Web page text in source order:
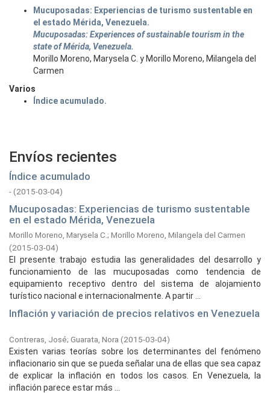
Mucuposadas: Experiencias de turismo sustentable en
el estado Mérida, Venezuela.
Mucuposadas: Experiences of sustainable tourism in the
state of Mérida, Venezuela.
Morillo Moreno, Marysela C. y Morillo Moreno, Milangela del
Carmen
Varios
Índice acumulado.
Envíos recientes
Índice acumulado
-(2015-03-04)
Mucuposadas: Experiencias de turismo sustentable
en el estado Mérida, Venezuela
Morillo Moreno, Marysela C. ; Morillo Moreno, Milangela del Carmen
(2015-03-04)
El presente trabajo estudia las generalidades del desarrollo y
funcionamiento de las mucuposadas como tendencia de
equipamiento receptivo dentro del sistema de alojamiento
turístico nacional e internacionalmente. A partir ...
Inflación y variación de precios relativos en Venezuela
Contreras, José; Guarata, Nora (2015-03-04)
Existen varias teorías sobre los determinantes del fenómeno
inflacionario sin que se pueda señalar una de ellas que sea capaz
de explicar la inflación en todos los casos. En Venezuela, la
inflación parece estar más ...